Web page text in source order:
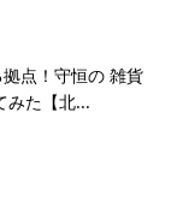
点！守恒の 雑貨
みた【北...